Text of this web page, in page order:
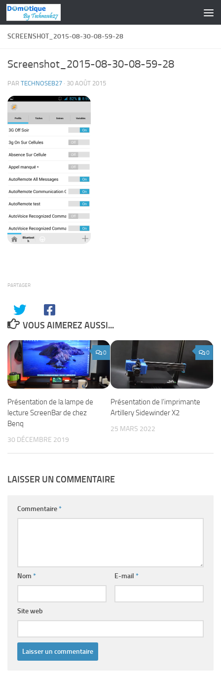
Skip to content
SCREENSHOT_2015-08-30-08-59-28
Screenshot_2015-08-30-08-59-28
PAR TECHNOSEB27 · 30 AOÛT 2015
PARTAGER
VOUS AIMEREZ AUSSI...
0
Présentation de la lampe de
lecture ScreenBar de chez
Benq
30 DÉCEMBRE 2019
0
Présentation de l’imprimante
Artillery Sidewinder X2
25 MARS 2022
LAISSER UN COMMENTAIRE
Commentaire*
Nom * E-mail *
Site web